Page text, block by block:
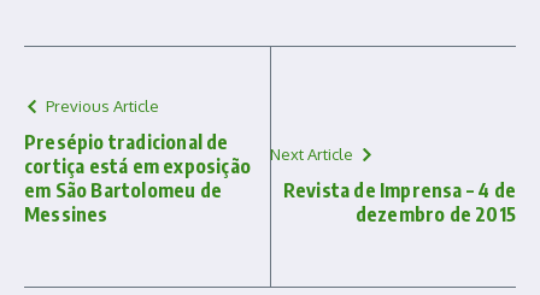
Previous Article
Presépio tradicional de
cortiça está em exposição
em São Bartolomeu de
Messines
Next Article
Revista de Imprensa – 4 de
dezembro de 2015